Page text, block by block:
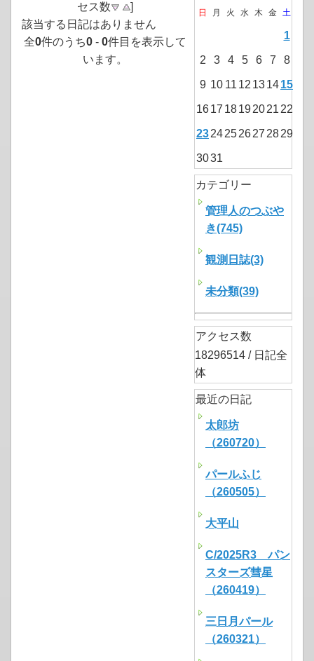
セス数
]
該当する日記はありません
全0件のうち0 - 0件目を表示して
います。
日 月 火 水 木 金 土
1
2 3 4 5 6 7 8
9 10 11 12 131415
1617 18192021 22
2324252627 2829
3031
カテゴリー
管理人のつぶや
き(745)
観測日誌(3)
未分類(39)
アクセス数
18296514 / 日記全
体
最近の日記
太郎坊
（260720）
パールふじ
（260505）
大平山
C/2025R3 パン
スターズ彗星
（260419）
三日月パール
（260321）